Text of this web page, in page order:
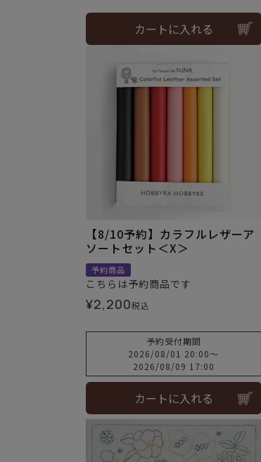
カートに入れる
【8/10予約】カラフルレザーア
ソートセット＜X＞
予約商品
こちらは予約商品です
¥2,200税込
予約受付期間
2026/08/01 20:00〜
2026/08/09 17:00
カートに入れる